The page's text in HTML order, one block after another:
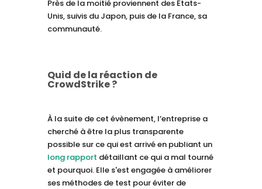
Près de la moitié proviennent des États-
Unis, suivis du Japon, puis de la France, sa
communauté.
Quid de la réaction de
CrowdStrike ?
À la suite de cet évènement, l’entreprise a
cherché à être la plus transparente
possible sur ce qui est arrivé en publiant un
long rapport détaillant ce qui a mal tourné
et pourquoi. Elle s'est engagée à améliorer
ses méthodes de test pour éviter de